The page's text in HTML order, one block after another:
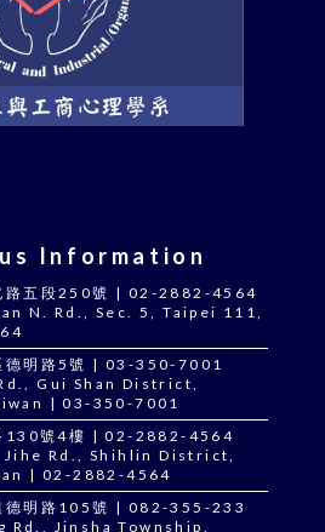
Information
路五段250號 | 02-2882-4564
N. Rd., Sec. 5, Taipei 111,
德明路5號 | 03-350-7001
Gui Shan District,
| 03-350-7001
130號4樓 | 02-2882-4564
Rd., Shihlin District,
| 02-2882-4564
德明路105號 | 082-355-233
Rd., Jinsha Township,